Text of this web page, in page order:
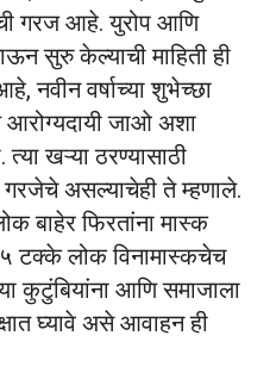
गरज आहे. युरोप आणि
सुरु केल्याची माहिती ही
नवीन वर्षाच्या शुभेच्छा
आरोग्यदायी जाओ अशा
खऱ्या ठरण्यासाठी
असल्याचेही ते म्हणाले.
बाहेर फिरतांना मास्क
टक्के लोक विनामास्कचेच
कुटुंबियांना आणि समाजाला
घ्यावे असे आवाहन ही